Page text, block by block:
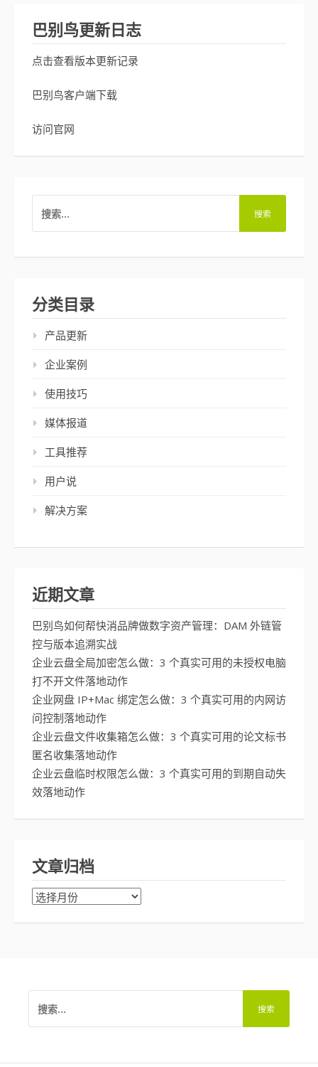
巴别鸟更新日志
点击查看版本更新记录
巴别鸟客户端下载
访问官网
索：
分类目录
产品更新
企业案例
使用技巧
媒体报道
工具推荐
用户说
解决方案
近期文章
巴别鸟如何帮快消品牌做数字资产管理：DAM 外链管
控与版本追溯实战
企业云盘全局加密怎么做：3 个真实可用的未授权电脑
打不开文件落地动作
企业网盘 IP+Mac 绑定怎么做：3 个真实可用的内网访
问控制落地动作
企业云盘文件收集箱怎么做：3 个真实可用的论文标书
匿名收集落地动作
企业云盘临时权限怎么做：3 个真实可用的到期自动失
效落地动作
文章归档
文
归
索：